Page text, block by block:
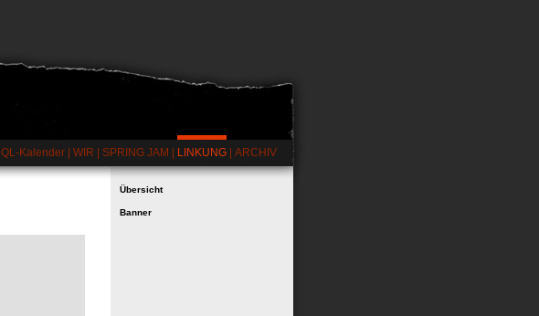
QL-Kalender WIR SPRING JAM LINKUNG ARCHIV
Übersicht
Banner